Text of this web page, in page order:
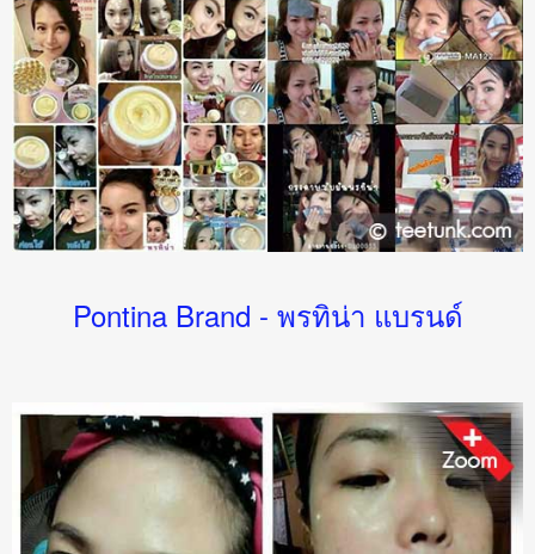
Pontina Brand - พรทิน่า แบรนด์